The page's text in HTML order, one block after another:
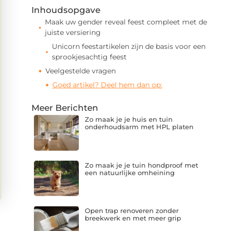
Inhoudsopgave
Maak uw gender reveal feest compleet met de
juiste versiering
Unicorn feestartikelen zijn de basis voor een
sprookjesachtig feest
Veelgestelde vragen
Goed artikel? Deel hem dan op:
Meer Berichten
Zo maak je je huis en tuin
onderhoudsarm met HPL platen
Zo maak je je tuin hondproof met
een natuurlijke omheining
Open trap renoveren zonder
breekwerk en met meer grip